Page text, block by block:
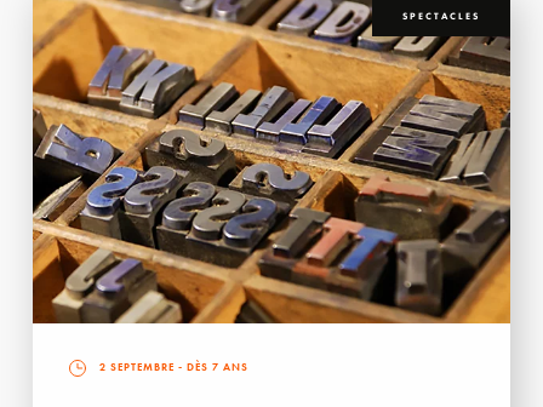
SPECTACLES
2 SEPTEMBRE - DÈS 7 ANS